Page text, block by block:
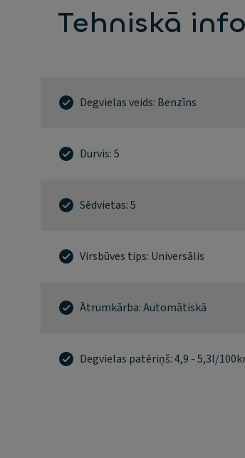
Tehniskā
Degvielas veids: Benzīns
Durvis: 5
Sēdvietas: 5
Virsbūves tips: Universālis
Ātrumkārba: Automātiskā
Degvielas patēriņš: 4,9 - 5,3l/